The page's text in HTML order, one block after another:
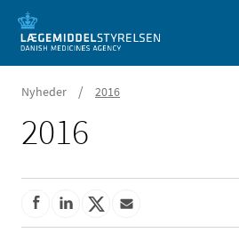
Nyheder / 2016
2016